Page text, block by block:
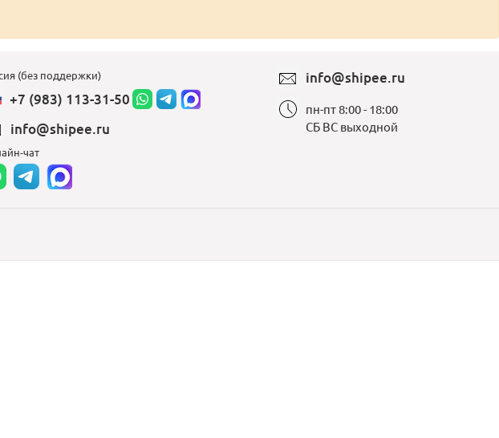
(без поддержки)
+7 (983) 113-31-50
info@shipee.ru
чат
info@shipee.ru
пн-пт 8:00 - 18:00
СБ ВС выходной